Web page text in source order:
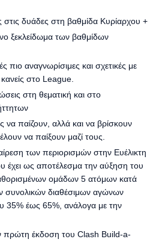
στις δυάδες στη βαθμίδα Κυρίαρχου +
ξεκλείδωμα των βαθμίδων
πιο αναγνωρίσιμες και σχετικές με
στο League.
στη θεματική και στο
να παίζουν, αλλά και να βρίσκουν
να παίξουν μαζί τους.
των περιορισμών στην Ευέλικτη
έχει ως αποτέλεσμα την αύξηση του
ομάδων 5 ατόμων κατά
συνολικών διαθέσιμων αγώνων
35% έως 65%, ανάλογα με την
πρώτη έκδοση του Clash Build-a-